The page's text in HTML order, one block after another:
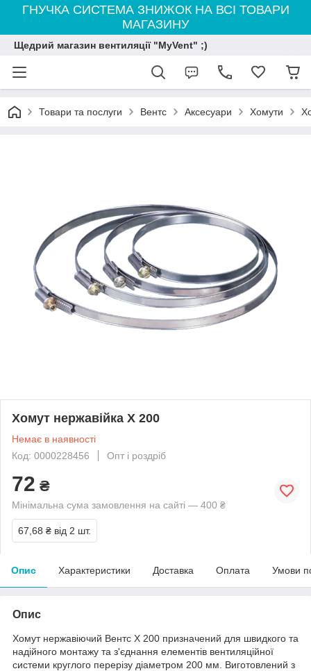
ГНУЧКА СИСТЕМА ЗНИЖОК НА ВСІ ТОВАРИ
МАГАЗИНУ
Щедрий магазин вентиляції "MyVent" ;)
Товари та послуги Вентс Аксесуари Хомути
Хомут нержавійка Х 200
Немає в наявності
Код: 0000228456
Опт і роздріб
72 ₴
Мінімальна сума замовлення на сайті — 400 ₴
67,68 ₴ від 2 шт.
Опис Характеристики Доставка Оплата Умови
Опис
Хомут нержавіючий Вентс Х 200 призначений для швидкого та
надійного монтажу та з'єднання елементів вентиляційної
системи круглого перерізу діаметром 200 мм. Виготовлений з